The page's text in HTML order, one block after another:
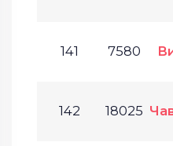
141 7580
142 18025